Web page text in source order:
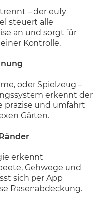
– der eufy
steuert alle
an und sorgt für
Kontrolle.
oder Spielzeug –
erkennt der
präzise und umfährt
Gärten.
erkennt
Gehwege und
sich per App
Rasenabdeckung.